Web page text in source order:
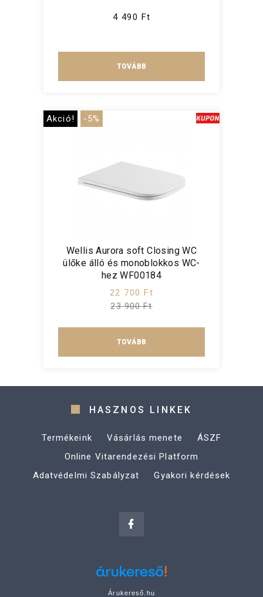
4 490 Ft
TOVÁBB
Akció! -5%
Wellis Aurora soft Closing WC
ülőke álló és monoblokkos WC-
hez WF00184
22 700 Ft
23 900 Ft
TOVÁBB
HASZNOS LINKEK
Termékeink Vásárlás menete
ÁSZF
Online Vitarendezési Platform
Adatvédelmi Szabályzat
Gyakori kérdések
Árukereső.hu